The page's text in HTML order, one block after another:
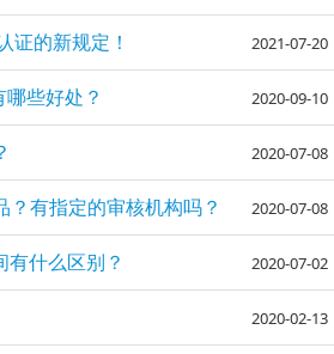
证的新规定！ 2021-07-20
哪些好处？ 2020-09-10
2020-07-08
？有指定的审核机构吗？ 2020-07-08
有什么区别？ 2020-07-02
2020-02-13